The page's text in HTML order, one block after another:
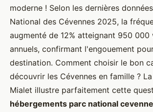
moderne ! Selon les dernières
National des Cévennes 2025, la
augmenté de 12% atteignant 950 000
annuels, confirmant l'engouement
destination. Comment choisir le bon
découvrir les Cévennes en famille ?
Mialet illustre parfaitement cette
hébergements parc national